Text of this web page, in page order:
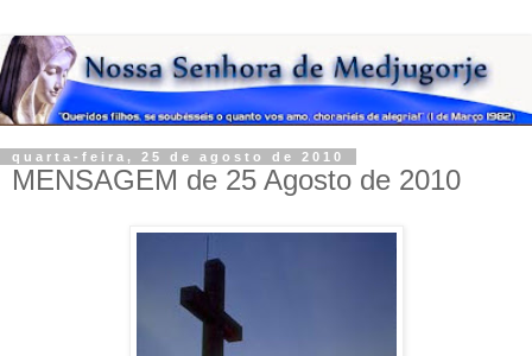
quarta-feira, 25 de agosto de 2010
MENSAGEM de 25 Agosto de 2010